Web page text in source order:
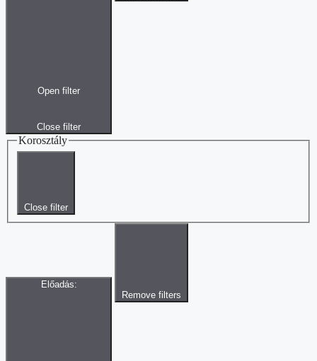
Open filter
Close filter
Korosztály
Close filter
Előadás:
Remove filters